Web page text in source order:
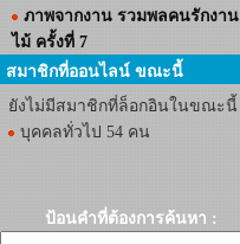
ภาพจากงาน รวมพลคนรักงาน
ไม้ ครั้งที่ 7
สมาชิกที่ออนไลน์ ขณะนี้
ยังไม่มีสมาชิกที่ล็อกอินในขณะนี้
บุคคลทั่วไป 54 คน
ป้อนคำที่ต้องการค้นหา :